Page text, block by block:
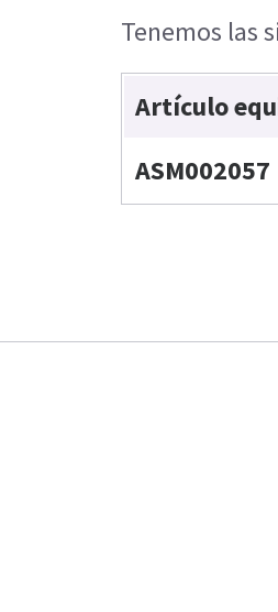
Tenemos las
Artículo
ASM002057